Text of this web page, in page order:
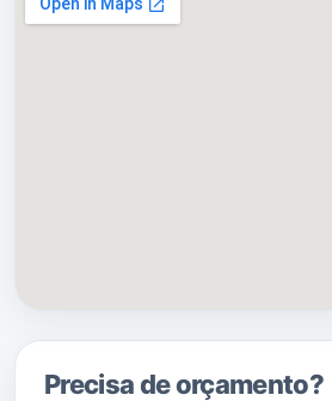
Figueirosda qual é a sede.
Precisa de orçamento?